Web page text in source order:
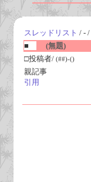
スレッドリスト / - /
■
(無題)
□投稿者/ (##)-()
親記事
引用